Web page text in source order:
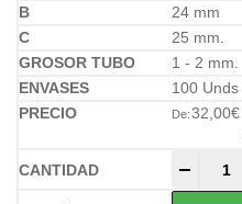
24 mm
25 mm.
1 - 2 mm.
100 Unds
De:32,00€